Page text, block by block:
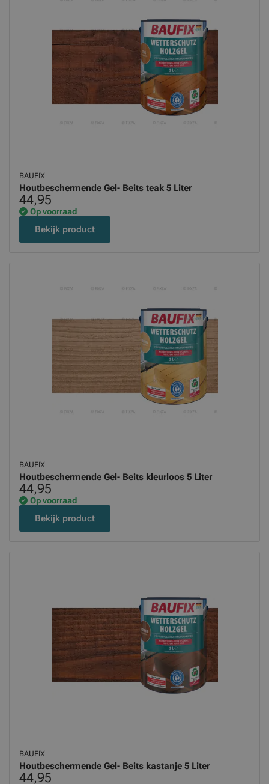
BAUFIX
Houtbeschermende Gel- Beits teak 5 Liter
44,95
Op voorraad
Bekijk product
BAUFIX
Houtbeschermende Gel- Beits kleurloos 5 Liter
44,95
Op voorraad
Bekijk product
BAUFIX
Houtbeschermende Gel- Beits kastanje 5 Liter
44,95